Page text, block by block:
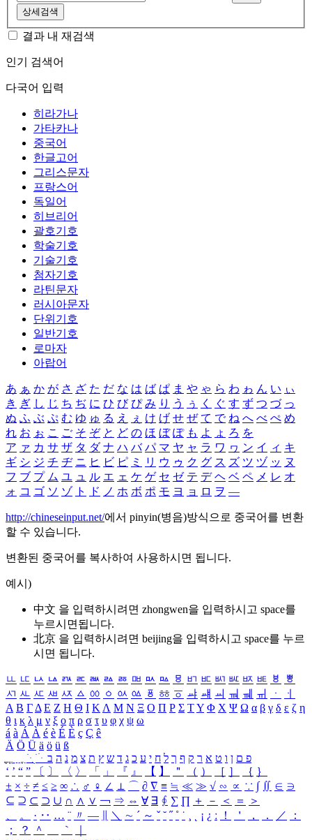
상세검색
결과 내 재검색
인기 검색어
다국어 입력
히라가나
가타카나
중국어
한글고어
그리스문자
프랑스어
독일어
히브리어
괄호기호
학술기호
기술기호
첨자기호
라틴문자
러시아문자
단위기호
일반기호
로마자
아랍어
あ ぁ か が さ ざ た だ な は ば ぱ ま や ゃ ら わ ゎ ん い ぃ
き ぎ し じ ち ぢ に ひ び ぴ み り う ぅ く ぐ す ず つ づ っ
ぬ ふ ぶ ぷ む ゆ ゅ る え ぇ け げ せ ぜ て で ね へ べ ぺ め
れ お ぉ こ ご そ ぞ と ど の ほ ぼ ぽ も よ ょ ろ を
ア ァ カ サ ザ タ ダ ナ ハ バ パ マ ヤ ャ ラ ワ ヮ ン イ ィ キ
ギ シ ジ チ ヂ ニ ヒ ビ ピ ミ リ ウ ゥ ク グ ス ズ ツ ヅ ッ ヌ
フ ブ プ ム ユ ュ ル エ ェ ケ ゲ セ ゼ テ デ ヘ ベ ペ メ レ オ
ォ コ ゴ ソ ゾ ト ド ノ ホ ボ ポ モ ヨ ョ ロ ヲ ―
http://chineseinput.net/에서 pinyin(병음)방식으로 중국어를 변환
할 수 있습니다.
변환된 중국어를 복사하여 사용하시면 됩니다.
예시)
中文 을 입력하시려면 zhongwen을 입력하시고 space를
누르시면됩니다.
北京 을 입력하시려면 beijing을 입력하시고 space를 누르
시면 됩니다.
ㅥ ㅦ ㅧ ㅨ ㅩ ㅪ ㅫ ㅬ ㅭ ㅮ ㅯ ㅰ ㅱ ㅲ ㅳ ㅴ ㅵ ㅶ ㅷ ㅸ
ㅹ
ㅺ ㅻ ㅼ ㅽ ㅾ ㅿ ㆀ ㆁ ㆂ ㆃ ㆄ ㆅ ㆆ ㆇ ㆈ ㆉ ㆊ ㆋ ㆌ ㆍ
ㆎ
Α Β ΓΔ Ε Ζ Η Θ Ι ΚΛ Μ Ν Ξ Ο Π Ρ Σ ΤΥ Φ Χ Ψ Ω α β γ δ ε ζ η
θ ι κ λ μ ν ξ ο π ρ σ τ υ φ χ ψ ω
á à Á À é è É È ç Ç ê
Ä Ö Ü ä ö ü ß
ִֶֹ ֻּ ׁׂ פ ם ן ו ט א ר ק ף ך ל ח י ע כ ג ד ש ץ ת צ מ נ ה ב
‘ ’ “ ” 〔 〕 〈 〉 「 」 『 』 【 】 ＂ （ ） ［ ］ ｛ ｝
± × ÷ ≠ ≤ ≥ ∞ ∴ ♂ ♀ ∠ ⊥ ⌒ ∂ ∇ ≡ ≒ ≪ ≫ √ ∽ ∝ ∵ ∫ ∬ ∈ ∋
⊆ ⊇ ⊂ ⊃ ∪ ∩ ∧ ∨ ￢ ⇒ ⇔ ∀ ∃ ∮ ∑ ∏ ＋ － ＜ ＝
＞
、
。 · ‥ … ¨ 〃 ― ＼ ∼ ´ ～ ˇ ˘ ˝ ˚ ˙ ¸ ¡ ¿ ː ！ ＇ ， ． ／
：
；
？ ＾ ｀